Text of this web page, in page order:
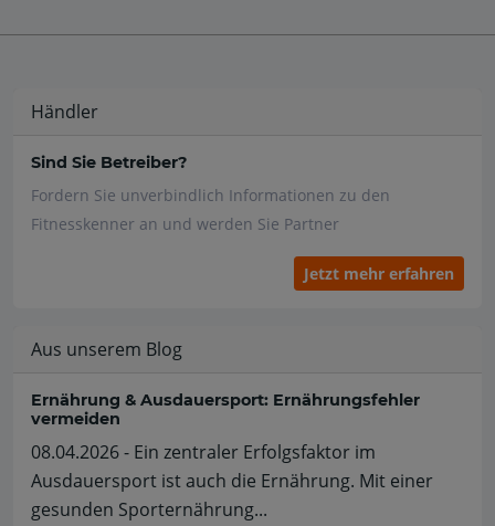
Händler
Sind Sie Betreiber?
Fordern Sie unverbindlich Informationen zu den
Fitnesskenner an und werden Sie Partner
Jetzt mehr erfahren
Aus unserem Blog
Ernährung & Ausdauersport: Ernährungsfehler
vermeiden
08.04.2026 - Ein zentraler Erfolgsfaktor im
Ausdauersport ist auch die Ernährung. Mit einer
gesunden Sporternährung...